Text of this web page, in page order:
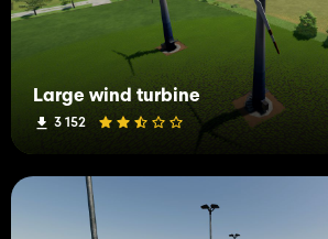
Large wind turbine
3 152